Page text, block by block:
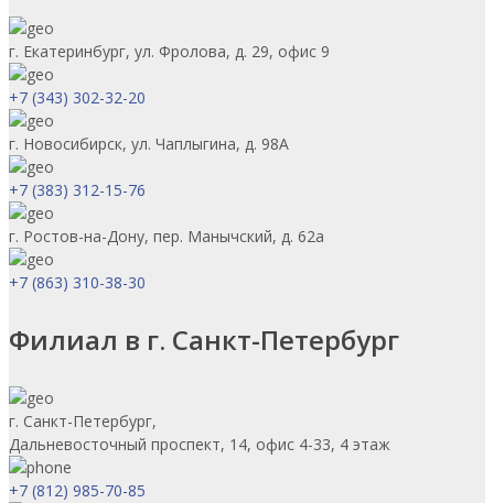
г. Екатеринбург, ул. Фролова, д. 29, офис 9
+7 (343) 302-32-20
г. Новосибирск, ул. Чаплыгина, д. 98А
+7 (383) 312-15-76
г. Ростов-на-Дону, пер. Манычский, д. 62а
+7 (863) 310-38-30
Филиал в г. Санкт-Петербург
г. Санкт-Петербург,
Дальневосточный проспект, 14, офис 4-33, 4 этаж
+7 (812) 985-70-85